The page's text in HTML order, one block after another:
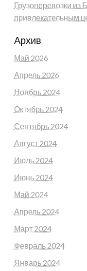
Грузоперевозки из
привлекательным
Архив
Май 2026
Апрель 2026
Ноябрь 2024
Октябрь 2024
Сентябрь 2024
Август 2024
Июль 2024
Июнь 2024
Май 2024
Апрель 2024
Март 2024
Февраль 2024
Январь 2024